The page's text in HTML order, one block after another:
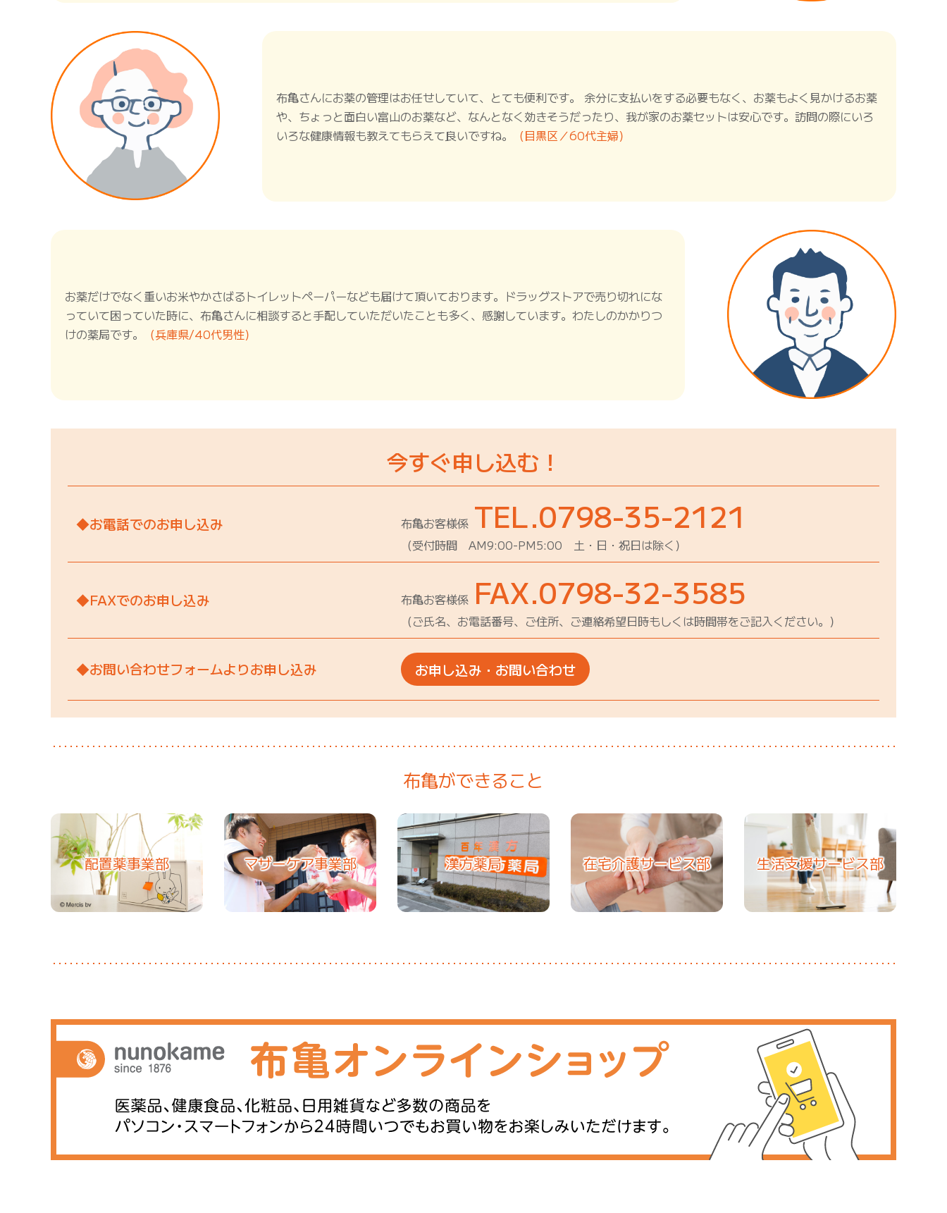
布亀さんにお薬の管理はお任せしていて、とても便利です。 余分に支払いをする必要もなく、お薬もよく見かけるお薬
や、ちょっと面白い富山のお薬など、なんとなく効きそうだったり、我が家のお薬セットは安心です。訪問の際にいろ
いろな健康情報も教えてもらえて良いですね。
（目黒区／60代主婦）
お薬だけでなく重いお米やかさばるトイレットペーパーなども届けて頂いております。ドラッグストアで売り切れにな
っていて困っていた時に、布亀さんに相談すると手配していただいたことも多く、感謝しています。わたしのかかりつ
けの薬局です。
（兵庫県/40代男性）
今すぐ申し込む！
◆お電話でのお申し込み 布亀お客様係 TEL.0798-35-2121
（受付時間 AM9:00-PM5:00 土・日・祝日は除く）
◆FAXでのお申し込み 布亀お客様係 FAX.0798-32-3585
（ご氏名、お電話番号、ご住所、ご連絡希望日時もしくは時間帯をご記入ください。）
◆お問い合わせフォームよりお申し込み お申し込み・お問い合わせ
布亀ができること
配置薬事業部 マザーケア事業部 漢方薬局 在宅介護サービス部 生活支援サービス部